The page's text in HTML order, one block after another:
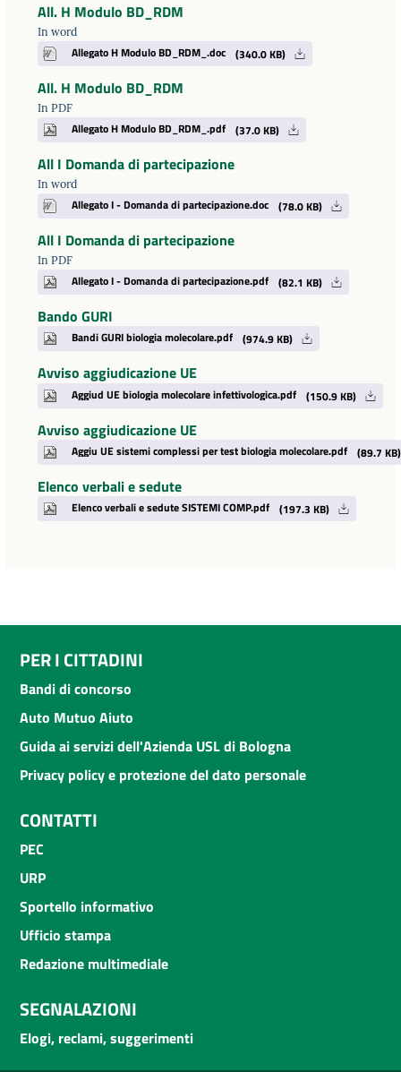
All. H Modulo BD_RDM
In word
Allegato H Modulo BD_RDM_.doc (340.0 KB)
All. H Modulo BD_RDM
In PDF
Allegato H Modulo BD_RDM_.pdf (37.0 KB)
All I Domanda di partecipazione
In word
Allegato I - Domanda di partecipazione.doc (78.0 KB)
All I Domanda di partecipazione
In PDF
Allegato I - Domanda di partecipazione.pdf (82.1 KB)
Bando GURI
Bandi GURI biologia molecolare.pdf (974.9 KB)
Avviso aggiudicazione UE
Aggiud UE biologia molecolare infettivologica.pdf (150.9 KB)
Avviso aggiudicazione UE
Aggiu UE sistemi complessi per test biologia molecolare.pdf (89.7 KB)
Elenco verbali e sedute
Elenco verbali e sedute SISTEMI COMP.pdf (197.3 KB)
PER I CITTADINI
Bandi di concorso
Auto Mutuo Aiuto
Guida ai servizi dell'Azienda USL di Bologna
Privacy policy e protezione del dato personale
CONTATTI
PEC
URP
Sportello informativo
Ufficio stampa
Redazione multimediale
SEGNALAZIONI
Elogi, reclami, suggerimenti